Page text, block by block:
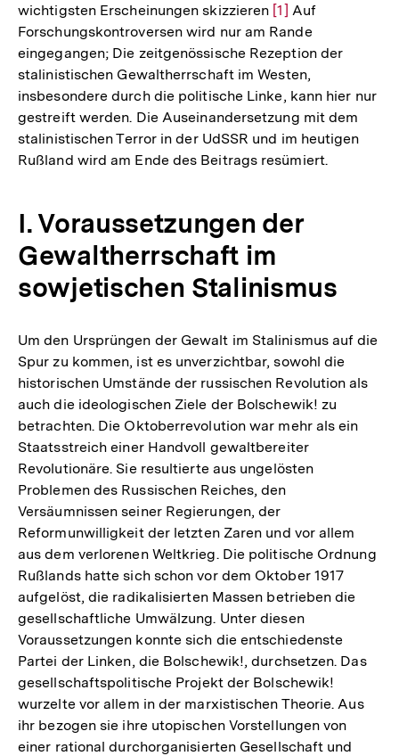
wichtigsten Erscheinungen skizzieren Zur
Auflösung
der
Fußnote
[1] Auf
Forschungskontroversen wird nur am Rande
eingegangen; Die zeitgenössische Rezeption der
stalinistischen Gewaltherrschaft im Westen,
insbesondere durch die politische Linke, kann hier nur
gestreift werden. Die Auseinandersetzung mit dem
stalinistischen Terror in der UdSSR und im heutigen
Rußland wird am Ende des Beitrags resümiert.
I. Voraussetzungen der
Gewaltherrschaft im
sowjetischen Stalinismus
Um den Ursprüngen der Gewalt im Stalinismus auf die
Spur zu kommen, ist es unverzichtbar, sowohl die
historischen Umstände der russischen Revolution als
auch die ideologischen Ziele der Bolschewik! zu
betrachten. Die Oktoberrevolution war mehr als ein
Staatsstreich einer Handvoll gewaltbereiter
Revolutionäre. Sie resultierte aus ungelösten
Problemen des Russischen Reiches, den
Versäumnissen seiner Regierungen, der
Reformunwilligkeit der letzten Zaren und vor allem
aus dem verlorenen Weltkrieg. Die politische Ordnung
Rußlands hatte sich schon vor dem Oktober 1917
aufgelöst, die radikalisierten Massen betrieben die
gesellschaftliche Umwälzung. Unter diesen
Voraussetzungen konnte sich die entschiedenste
Partei der Linken, die Bolschewik!, durchsetzen. Das
gesellschaftspolitische Projekt der Bolschewik!
wurzelte vor allem in der marxistischen Theorie. Aus
ihr bezogen sie ihre utopischen Vorstellungen von
einer rational durchorganisierten Gesellschaft und